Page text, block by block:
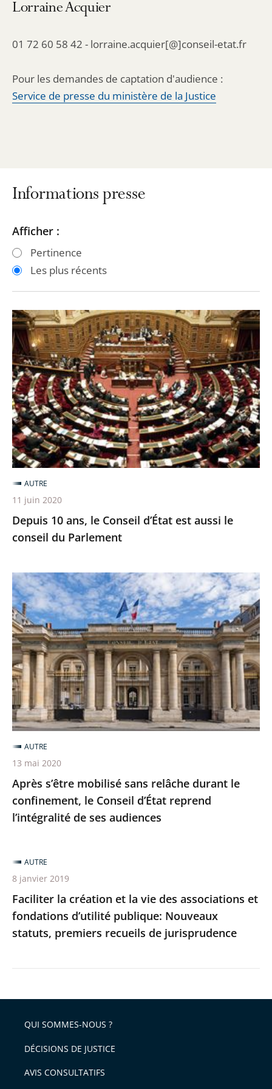
Lorraine Acquier
01 72 60 58 42 - lorraine.acquier[@]conseil-etat.fr
Pour les demandes de captation d'audience :
Service de presse du ministère de la Justice
Informations presse
Passer
les
filtres
après
Passer
les
filtres
avant
Afficher :
Pertinence
Les plus récents
Depuis
10
ans,
le
Conseil
d’État
est
aussi
le
conseil
du
Parlement
Depuis 10 ans, le Conseil d’État est aussi le
conseil du Parlement
AUTRE
11 juin 2020
Après
s’être
mobilisé
sans
relâche
durant
le
confinement,
le
Conseil
d’État
reprend
l’intégralité
de
ses
Après s’être mobilisé sans relâche durant le
confinement, le Conseil d’État reprend
l’intégralité de ses audiences
AUTRE
13 mai 2020
Faciliter la création et la vie des associations et
fondations d’utilité publique: Nouveaux
statuts, premiers recueils de jurisprudence
AUTRE
8 janvier 2019
QUI SOMMES-NOUS ?
DÉCISIONS DE JUSTICE
AVIS CONSULTATIFS